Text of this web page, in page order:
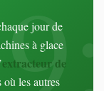
jour de
à glace
extracteur de
les autres